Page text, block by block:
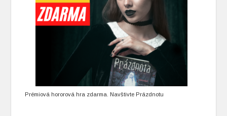
Prémiová hororová hra zdarma. Navštivte Prázdnotu